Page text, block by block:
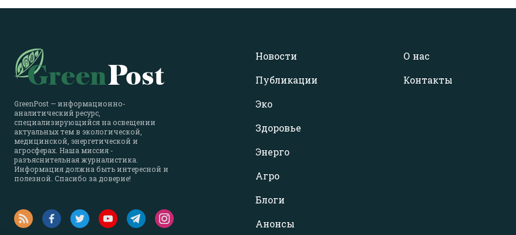
GreenPost — информационно-
аналитический ресурс,
специализирующийся на освещении
актуальных тем в экологической,
медицинской, энергетической и
агросферах. Наша миссия -
разъяснительная журналистика.
Информация должна быть интересной и
полезной. Спасибо за доверие!
Новости
Публикации
Эко
Здоровье
Энерго
Агро
Блоги
Анонсы
О нас
Контакты